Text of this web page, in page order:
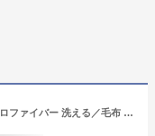
【大感謝祭15%OFF】伝説の毛布 マイクロファイバー 洗える／毛布 シングル 冬用 毛布 ダブル 毛布 セミダブル ブランケット ひざ掛け 毛布 ふわとろ 毛布 ふわふわ 毛布 あったか 洗濯可 掛け毛布 yrh /bon moment ボンモマン【送料無料】